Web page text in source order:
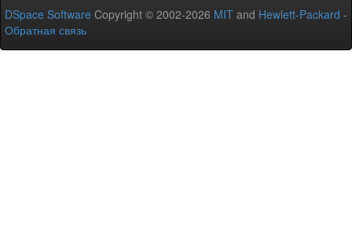
DSpace Software Copyright © 2002-2026 MIT and Hewlett-Packard -
Обратная связь